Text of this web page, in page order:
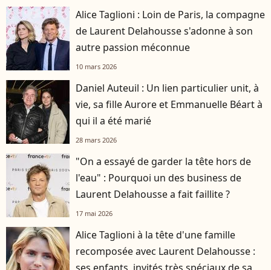
Alice Taglioni : Loin de Paris, la compagne
de Laurent Delahousse s'adonne à son
autre passion méconnue
10 mars 2026
Daniel Auteuil : Un lien particulier unit, à
vie, sa fille Aurore et Emmanuelle Béart à
qui il a été marié
28 mars 2026
"On a essayé de garder la tête hors de
l'eau" : Pourquoi un des business de
Laurent Delahousse a fait faillite ?
17 mai 2026
Alice Taglioni à la tête d'une famille
recomposée avec Laurent Delahousse :